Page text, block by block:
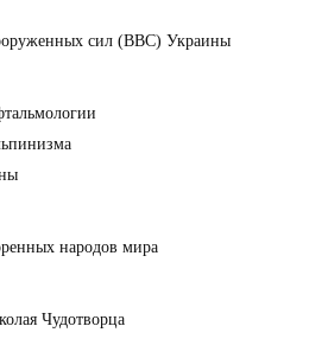
сил (ВВС) Украины
народов мира
Чудотворца